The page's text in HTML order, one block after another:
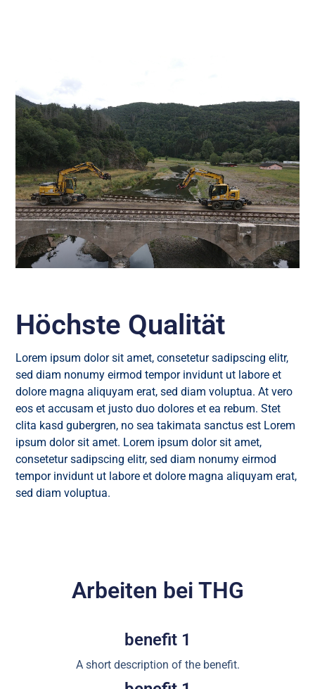
Höchste Qualität
Lorem ipsum dolor sit amet, consetetur sadipscing elitr,
sed diam nonumy eirmod tempor invidunt ut labore et
dolore magna aliquyam erat, sed diam voluptua. At vero
eos et accusam et justo duo dolores et ea rebum. Stet
clita kasd gubergren, no sea takimata sanctus est Lorem
ipsum dolor sit amet. Lorem ipsum dolor sit amet,
consetetur sadipscing elitr, sed diam nonumy eirmod
tempor invidunt ut labore et dolore magna aliquyam erat,
sed diam voluptua.
Arbeiten bei THG
benefit 1
A short description of the benefit.